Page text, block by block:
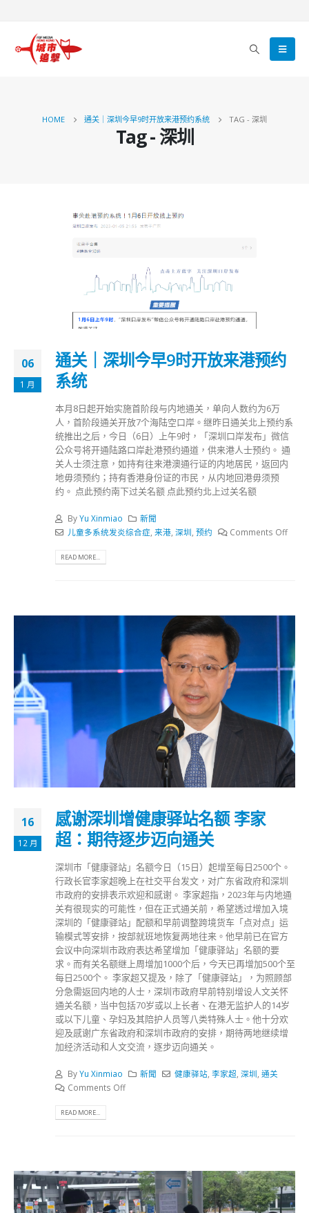
HOME 通关｜深圳今早9时开放来港预约系统 TAG - 深圳
Tag - 深圳
06
1 月
通关｜深圳今早9时开放来港预约
系统
本月8日起开始实施首阶段与内地通关，单向人数约为6万
人，首阶段通关开放7个海陆空口岸。继昨日通关北上预约系
统推出之后，今日（6日）上午9时，「深圳口岸发布」微信
公众号将开通陆路口岸赴港预约通道，供来港人士预约。 通
关人士须注意，如持有往来港澳通行证的内地居民，返回内
地毋须预约；持有香港身份证的市民，从内地回港毋须预
约。 点此预约南下过关名额 点此预约北上过关名额
ByYu Xinmiao
新聞
儿童多系统发炎综合症, 来港, 深圳 预约 Comments Off
READ MORE...
16
12 月
感谢深圳增健康驿站名额 李家
超：期待逐步迈向通关
深圳巿「健康驿站」名额今日（15日）起增至每日2500个。
行政长官李家超晚上在社交平台发文，对广东省政府和深圳
市政府的安排表示欢迎和感谢。 李家超指，2023年与内地通
关有很现实的可能性，但在正式通关前，希望透过增加入境
深圳的「健康驿站」配额和早前调整跨境货车「点对点」运
输模式等安排，按部就班地恢复两地往来。他早前已在官方
会议中向深圳市政府表达希望增加「健康驿站」名额的要
求。而有关名额继上周增加1000个后，今天已再增加500个至
每日2500个。 李家超又提及，除了「健康驿站」，为照顾部
分急需返回内地的人士，深圳市政府早前特别增设人文关怀
通关名额，当中包括70岁或以上长者、在港无监护人的14岁
或以下儿童、孕妇及其陪护人员等八类特殊人士。他十分欢
迎及感谢广东省政府和深圳市政府的安排，期待两地继续增
加经济活动和人文交流，逐步迈向通关。
ByYu Xinmiao 新聞 健康驿站 ,李家超 ,深圳 ,通关
Comments Off
READ MORE...